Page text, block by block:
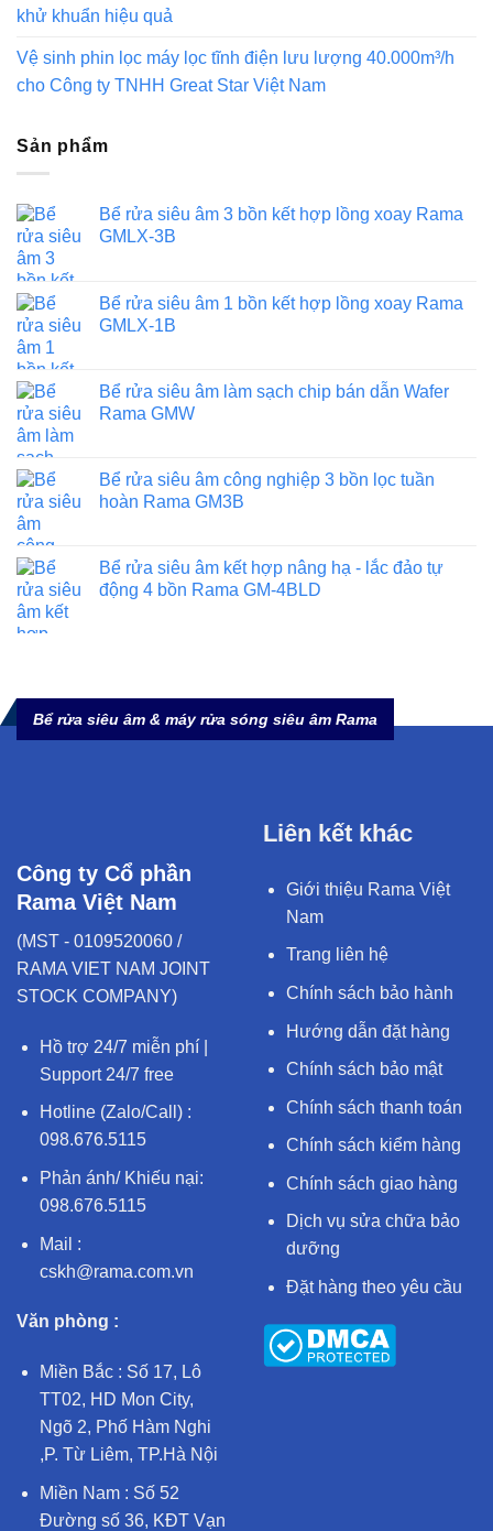
khử khuẩn hiệu quả
Vệ sinh phin lọc máy lọc tĩnh điện lưu lượng 40.000m³/h
cho Công ty TNHH Great Star Việt Nam
Sản phẩm
Bể rửa siêu âm 3 bồn kết hợp lồng xoay Rama
GMLX-3B
Bể rửa siêu âm 1 bồn kết hợp lồng xoay Rama
GMLX-1B
Bể rửa siêu âm làm sạch chip bán dẫn Wafer
Rama GMW
Bể rửa siêu âm công nghiệp 3 bồn lọc tuần
hoàn Rama GM3B
Bể rửa siêu âm kết hợp nâng hạ - lắc đảo tự
động 4 bồn Rama GM-4BLD
Bể rửa siêu âm & máy rửa sóng siêu âm Rama
Công ty Cổ phần
Rama Việt Nam
(MST - 0109520060 /
RAMA VIET NAM JOINT
STOCK COMPANY)
Hồ trợ 24/7 miễn phí |
Support 24/7 free
Hotline (Zalo/Call) :
098.676.5115
Phản ánh/ Khiếu nại:
098.676.5115
Mail :
cskh@rama.com.vn
Văn phòng :
Miền Bắc : Số 17, Lô
TT02, HD Mon City,
Ngõ 2, Phố Hàm Nghi
,P. Từ Liêm, TP.Hà Nội
Miền Nam : Số 52
Đường số 36, KĐT Vạn
Liên kết khác
Giới thiệu Rama Việt
Nam
Trang liên hệ
Chính sách bảo hành
Hướng dẫn đặt hàng
Chính sách bảo mật
Chính sách thanh toán
Chính sách kiểm hàng
Chính sách giao hàng
Dịch vụ sửa chữa bảo
dưỡng
Đặt hàng theo yêu cầu